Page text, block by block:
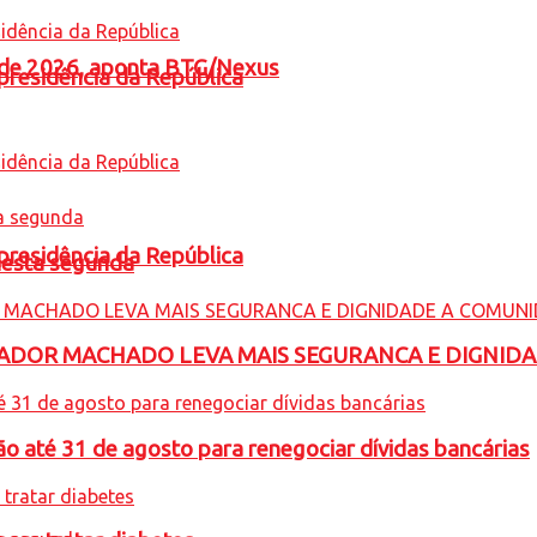
2026, aponta BTG/Nexus
da República
da República
segunda
MACHADO LEVA MAIS SEGURANCA E
até 31 de agosto para renegociar dívidas bancárias